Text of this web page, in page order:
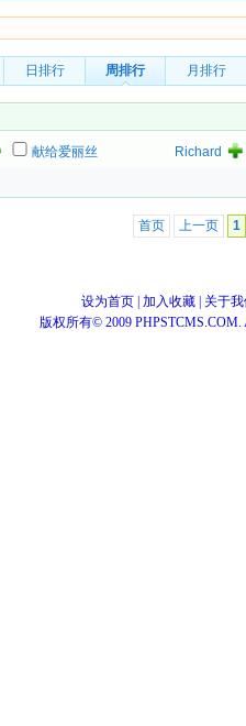
日排行 周排行 月排行
献给爱丽丝
Richard
首页 上一页 1
设为首页 加入收藏
关于
版权所有© 2009 PHPSTCMS.COM.